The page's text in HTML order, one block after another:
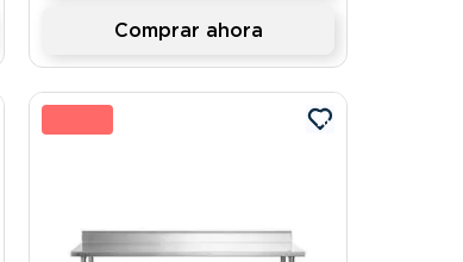
Comprar ahora
%